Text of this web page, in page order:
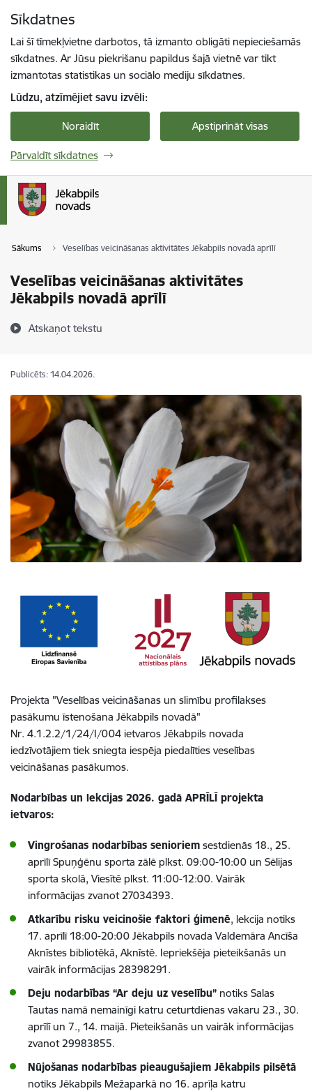
Sīkdatnes
Lai šī tīmekļvietne darbotos, tā izmanto obligāti nepieciešamās
sīkdatnes. Ar Jūsu piekrišanu papildus šajā vietnē var tikt
izmantotas statistikas un sociālo mediju sīkdatnes.
Lūdzu, atzīmējiet savu izvēli:
Noraidīt Apstiprināt visas
Pārvaldīt sīkdatnes
Sākums Veselības veicināšanas aktivitātes Jēkabpils novadā aprīlī
Veselības veicināšanas aktivitātes
Jēkabpils novadā aprīlī
Atskaņot tekstu
Publicēts: 14.04.2026.
Projekta "Veselības veicināšanas un slimību profilakses
pasākumu īstenošana Jēkabpils novadā"
Nr. 4.1.2.2/1/24/I/004 ietvaros Jēkabpils novada
iedzīvotājiem tiek sniegta iespēja piedalīties veselības
veicināšanas pasākumos.
Nodarbības un lekcijas 2026. gadā APRĪLĪ projekta
ietvaros:
Vingrošanas nodarbības senioriem sestdienās 18., 25.
aprīlī Spuņģēnu sporta zālē plkst. 09:00-10:00 un Sēlijas
sporta skolā, Viesītē plkst. 11:00-12:00. Vairāk
informācijas zvanot 27034393.
Atkarību risku veicinošie faktori ģimenē, lekcija notiks
17. aprīlī 18:00-20:00 Jēkabpils novada Valdemāra Ancīša
Aknīstes bibliotēkā, Aknīstē. Iepriekšēja pieteikšanās un
vairāk informācijas 28398291.
Deju nodarbības “Ar deju uz veselību” notiks Salas
Tautas namā nemainīgi katru ceturtdienas vakaru 23., 30.
aprīlī un 7., 14. maijā. Pieteikšanās un vairāk informācijas
zvanot 29983855.
Nūjošanas nodarbības pieaugušajiem Jēkabpils pilsētā
notiks Jēkabpils Mežaparkā no 16. aprīļa katru